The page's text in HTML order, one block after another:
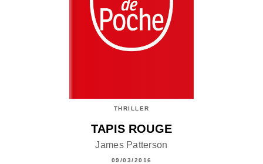
THRILLER
TAPIS ROUGE
James Patterson
09/03/2016